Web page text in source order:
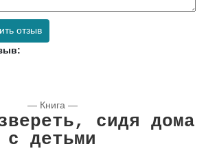
отзыв
— Книга —
сидя дома
с детьми